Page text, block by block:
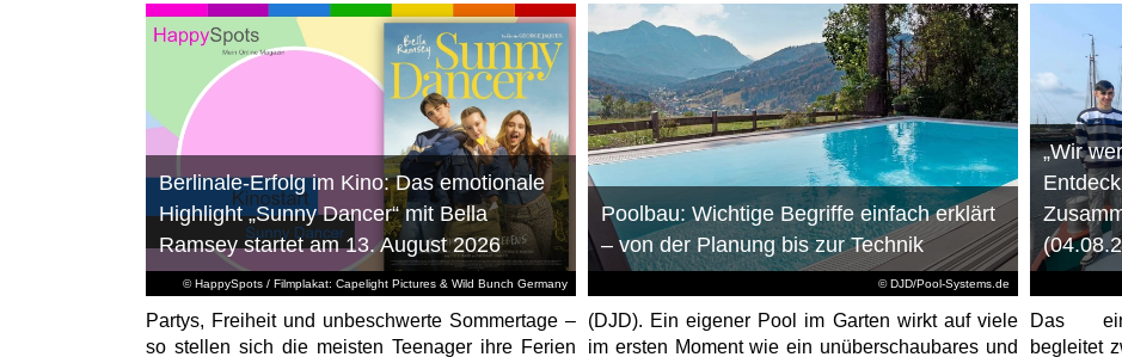
© HappySpots / Filmplakat: Capelight Pictures & Wild Bunch Germany
Berlinale-Erfolg im Kino: Das emotionale
Highlight „Sunny Dancer“ mit Bella
Ramsey startet am 13. August 2026
Partys, Freiheit und unbeschwerte Sommertage –
so stellen sich die meisten Teenager ihre Ferien
© DJD/Pool-Systems.de
Poolbau: Wichtige Begriffe einfach erklärt
– von der Planung bis zur Technik
(DJD). Ein eigener Pool im Garten wirkt auf viele
im ersten Moment wie ein unüberschaubares und
„Wir
Das
begleitet